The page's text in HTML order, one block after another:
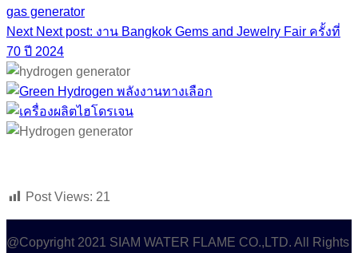
gas generator
Next Next post: งาน Bangkok Gems and Jewelry Fair ครั้งที่
70 ปี 2024
Post Views: 21
@Copyright 2021 SIAM WATER FLAME CO.,LTD. All Rights